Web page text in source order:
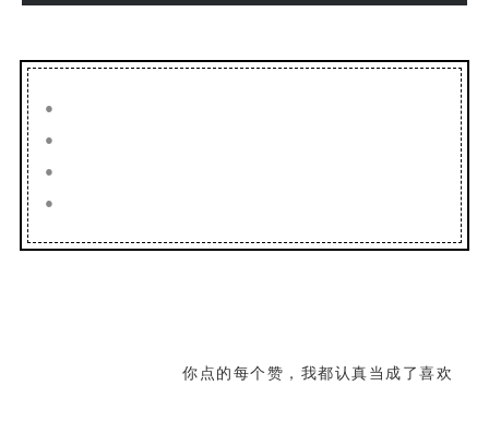
●
●
●
●
你点的每个赞，我都认真当成了喜欢